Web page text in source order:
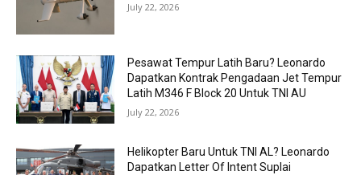
July 22, 2026
Pesawat Tempur Latih Baru? Leonardo
Dapatkan Kontrak Pengadaan Jet Tempur
Latih M346 F Block 20 Untuk TNI AU
July 22, 2026
Helikopter Baru Untuk TNI AL? Leonardo
Dapatkan Letter Of Intent Suplai